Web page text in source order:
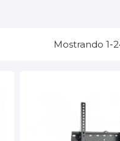
Mostrando 1-